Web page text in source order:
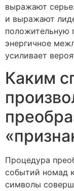
выражают
и выражают
положительную
энергичное
усиливает
Каким
Процедура
событий номад
символы